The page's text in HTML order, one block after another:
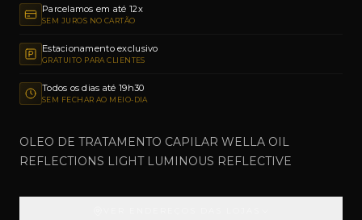
Parcelamos em até 12x
SEM JUROS NO CARTÃO
Estacionamento exclusivo
GRATUITO PARA CLIENTES
Todos os dias até 19h30
SEM FECHAR AO MEIO-DIA
OLEO DE TRATAMENTO CAPILAR WELLA OIL
REFLECTIONS LIGHT LUMINOUS REFLECTIVE